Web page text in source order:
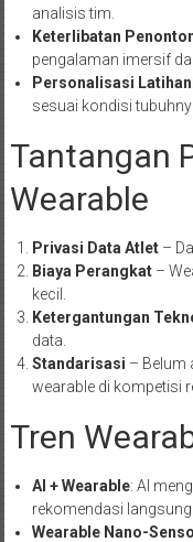
analisis tim.
Keterlibatan
pengalaman imersif
Personalisasi Latihan
sesuai kondisi
Tantangan
Wearable
Privasi Data Atlet–
Biaya Perangkat–
kecil.
Ketergantungan
data.
Standarisasi – Belum
wearable di kompetisi
Tren
AI + Wearable: AI
rekomendasi langsung.
Wearable Nano-